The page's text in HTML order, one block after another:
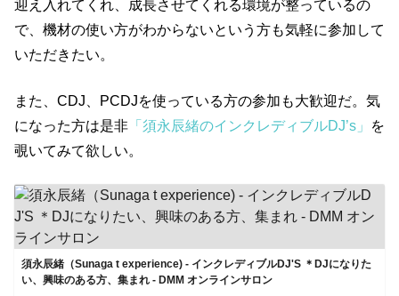
迎え入れてくれ、成長させてくれる環境が整っているの
で、機材の使い方がわからないという方も気軽に参加して
いただきたい。
また、CDJ、PCDJを使っている方の参加も大歓迎だ。気
になった方は是非 「須永辰緒のインクレディブルDJ’s」
を
覗いてみて欲しい。
須永辰緒（Sunaga t experience) - インクレディブルDJ'S ＊DJになりた
い、興味のある方、集まれ - DMM オンラインサロン